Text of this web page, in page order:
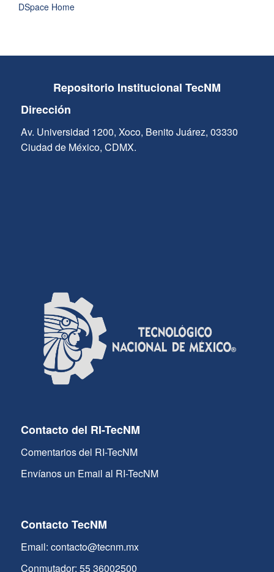
DSpace Home
Repositorio Institucional TecNM
Dirección
Av. Universidad 1200, Xoco, Benito Juárez, 03330
Ciudad de México, CDMX.
Contacto del RI-TecNM
Comentarios del RI-TecNM
Envíanos un Email al RI-TecNM
Contacto TecNM
Email: contacto@tecnm.mx
Conmutador: 55 36002500